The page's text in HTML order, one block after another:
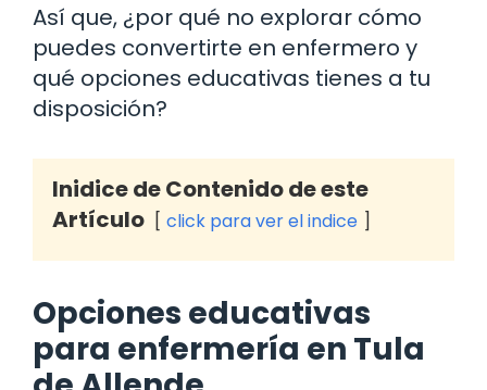
Así que, ¿por qué no explorar cómo
puedes convertirte en enfermero y
qué opciones educativas tienes a tu
disposición?
Inidice de Contenido de este
Artículo
click para ver el indice
Opciones educativas
para enfermería en Tula